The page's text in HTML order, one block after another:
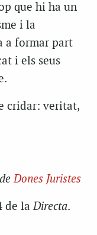
que hi ha un
i la
a formar part
i els seus
cridar: veritat,
Dones Juristes
de laDirecta.